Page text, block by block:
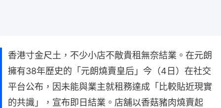
香港寸金尺土，不少小店不敵貴租無奈結業。在元朗
擁有38年歷史的「元朗燒賣皇后」今（4日）在社交
平台公布，因未能與業主就租務達成「比較貼近現實
的共識」，宣布即日結業。店舖以香菇豬肉燒賣起